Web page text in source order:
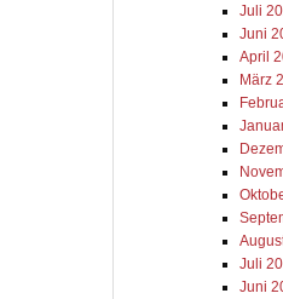
Juli
Juni
April
März
Juli
Juni